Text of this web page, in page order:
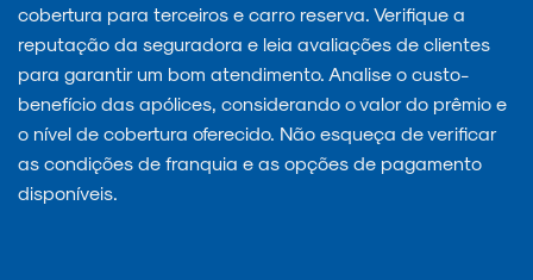
cobertura para terceiros e carro reserva. Verifique a
reputação da seguradora e leia avaliações de clientes
para garantir um bom atendimento. Analise o custo-
benefício das apólices, considerando o valor do prêmio e
o nível de cobertura oferecido. Não esqueça de verificar
as condições de franquia e as opções de pagamento
disponíveis.